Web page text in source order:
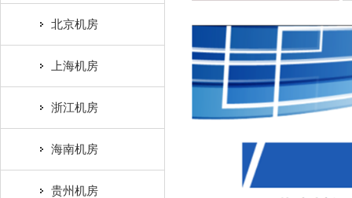
北京机房
上海机房
浙江机房
海南机房
贵州机房